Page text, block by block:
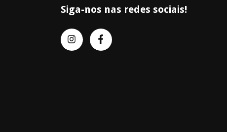
Siga-nos nas redes sociais!